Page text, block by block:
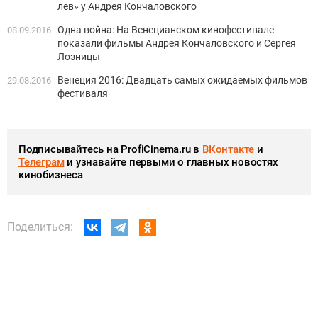
лев» у Андрея Кончаловского
08.09.2016 Одна война: На Венецианском кинофестивале
показали фильмы Андрея Кончаловского и Сергея
Лозницы
29.08.2016
Венеция 2016: Двадцать самых ожидаемых фильмов
фестиваля
Подписывайтесь на ProfiCinema.ru в ВКонтакте и
Телеграми узнавайте первыми о главных новостях
кинобизнеса
Поделиться: